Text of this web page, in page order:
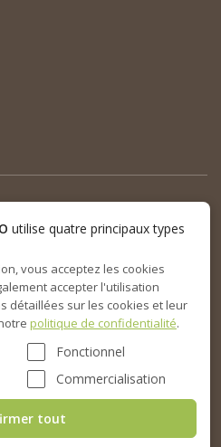
utilise quatre principaux types
vous acceptez les cookies
accepter l'utilisation
détaillées sur les cookies et leur
politique de confidentialité.
Fonctionnel
Commercialisation
tout